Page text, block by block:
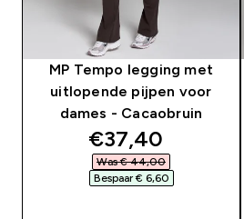
MP Tempo legging met
uitlopende pijpen voor
dames - Cacaobruin
discounted price
€37,40‎
Was € 44,00‎
Bespaar € 6,60‎